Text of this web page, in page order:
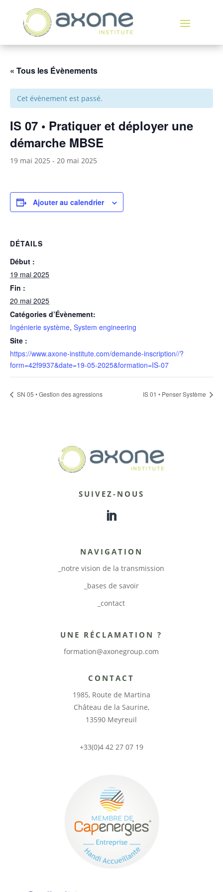
« Tous les Évènements
Cet évènement est passé.
IS 07 • Pratiquer et déployer une
démarche MBSE
19 mai 2025 - 20 mai 2025
Ajouter au calendrier
DÉTAILS
Début :
19 mai 2025
Fin :
20 mai 2025
Catégories d’Évènement:
Ingénierie système, System engineering
Site :
https://www.axone-institute.com/demande-inscription//?
form=42f9937&date=19-05-2025&formation=IS-07
SN 05 • Gestion des agressions IS 01 • Penser Système
SUIVEZ-NOUS
NAVIGATION
_notre vision de la transmission
_bases de savoir
_contact
UNE RÉCLAMATION ?
formation@axonegroup.com
CONTACT
1985, Route de Martina
Château de la Saurine,
13590 Meyreuil
+33(0)4 42 27 07 19